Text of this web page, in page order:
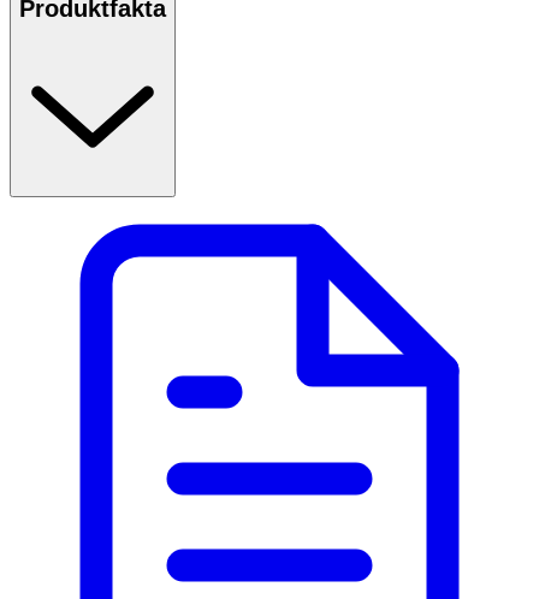
Produktfakta